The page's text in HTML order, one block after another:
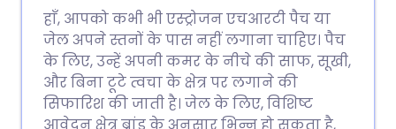
हाँ, आपको कभी भी एस्ट्रोजन एचआरटी पैच या
जेल अपने स्तनों के पास नहीं लगाना चाहिए। पैच
के लिए, उन्हें अपनी कमर के नीचे की साफ, सूखी,
और बिना टूटे त्वचा के क्षेत्र पर लगाने की
सिफारिश की जाती है। जेल के लिए, विशिष्ट